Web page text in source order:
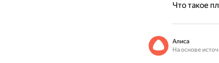
Что такое
Алиса
На основе